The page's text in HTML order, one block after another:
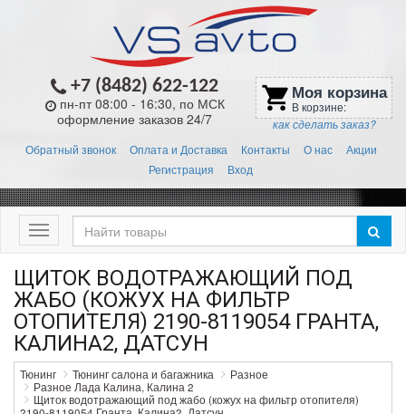
+7 (8482) 622-122
пн-пт 08:00 - 16:30, по МСК
оформление заказов 24/7
shopping_cart Моя корзина
В корзине:
как сделать заказ?
Обратный звонок Оплата и Доставка Контакты О нас
Акции
Регистрация
Вход
Меню
ЩИТОК ВОДОТРАЖАЮЩИЙ ПОД
ЖАБО (КОЖУХ НА ФИЛЬТР
ОТОПИТЕЛЯ) 2190-8119054 ГРАНТА,
КАЛИНА2, ДАТСУН
Тюнинг Тюнинг салона и багажника
Разное
Разное Лада Калина, Калина 2
Щиток водотражающий под жабо (кожух на фильтр отопителя)